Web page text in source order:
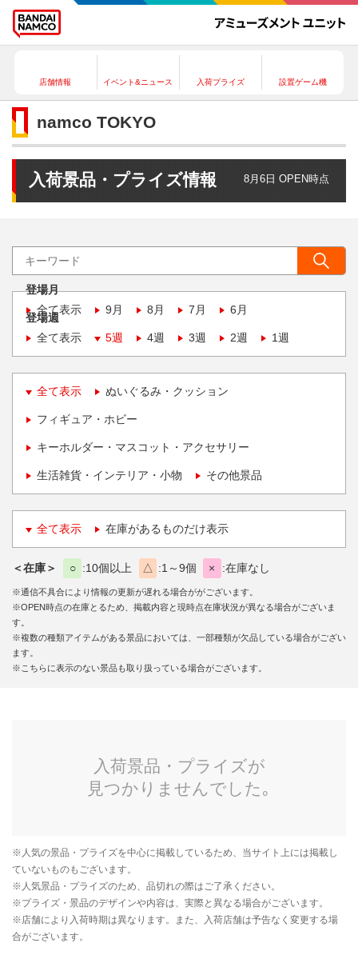
店舗情報 イベント&ニュース 入荷プライズ 設置ゲーム機
namco TOKYO
入荷景品・プライズ情報 8月6日 OPEN時点
登場月
全て表示
9月 8月 7月 6月
登場週
全て表示
5週 4週 3週 2週 1週
全て表示 ぬいぐるみ・クッション
フィギュア・ホビー
キーホルダー・マスコット・アクセサリー
生活雑貨・インテリア・小物 その他景品
全て表示 在庫があるものだけ表示
＜在庫＞ ○ 10個以上 △ 1～9個 × 在庫なし
※通信不具合により情報の更新が遅れる場合ががございます。
※OPEN時点の在庫とるため、掲載内容と現時点在庫状況が異なる場合がございま
す。
※複数の種類アイテムがある景品においては、一部種類が欠品している場合がござい
ます。
※こちらに表示のない景品も取り扱っている場合がございます。